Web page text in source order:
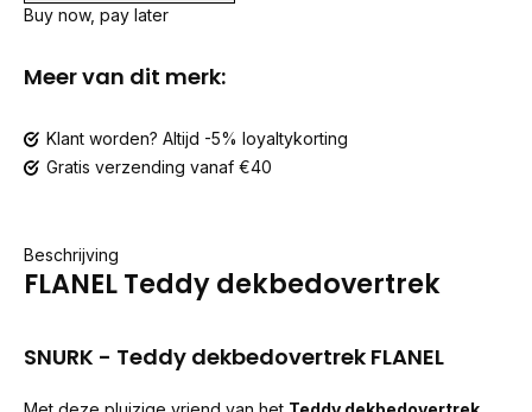
Buy now, pay later
Meer van dit merk:
Klant worden? Altijd -5% loyaltykorting
Gratis verzending vanaf €40
Beschrijving
FLANEL Teddy dekbedovertrek
SNURK - Teddy dekbedovertrek FLANEL